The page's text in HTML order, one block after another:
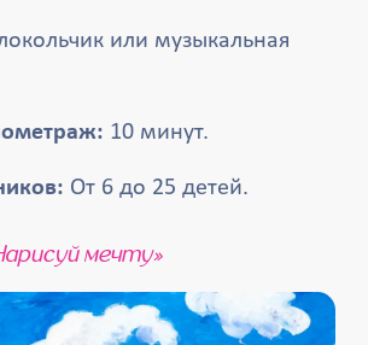
или музыкальная
10 минут.
От 6 до 25 детей.
мечту»